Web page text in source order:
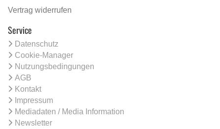
Vertrag widerrufen
Service
Datenschutz
Cookie-Manager
Nutzungsbedingungen
AGB
Kontakt
Impressum
Mediadaten / Media Information
Newsletter